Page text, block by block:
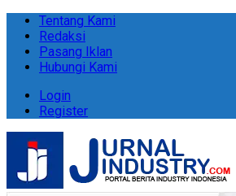
Tentang Kami
Redaksi
Pasang Iklan
Hubungi Kami
Login
Register